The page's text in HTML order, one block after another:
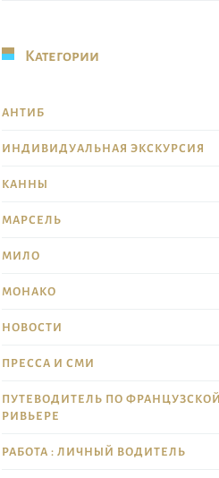
Категории
АНТИБ
ИНДИВИДУАЛЬНАЯ ЭКСКУРСИЯ
КАННЫ
МАРСЕЛЬ
МИЛО
МОНАКО
НОВОСТИ
ПРЕССА И СМИ
ПУТЕВОДИТЕЛЬ ПО ФРАНЦУЗСКОЙ
РИВЬЕРЕ
РАБОТА : ЛИЧНЫЙ ВОДИТЕЛЬ